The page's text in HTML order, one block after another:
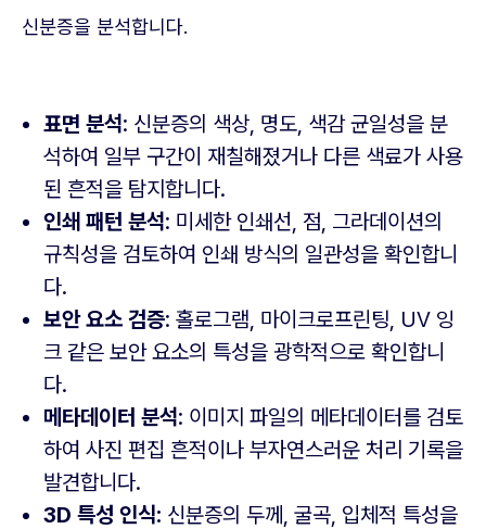
신분증을 분석합니다.
표면 분석: 신분증의 색상, 명도, 색감 균일성을 분
석하여 일부 구간이 재칠해졌거나 다른 색료가 사용
된 흔적을 탐지합니다.
인쇄 패턴 분석: 미세한 인쇄선, 점, 그라데이션의
규칙성을 검토하여 인쇄 방식의 일관성을 확인합니
다.
보안 요소 검증: 홀로그램, 마이크로프린팅, UV 잉
크 같은 보안 요소의 특성을 광학적으로 확인합니
다.
메타데이터 분석: 이미지 파일의 메타데이터를 검토
하여 사진 편집 흔적이나 부자연스러운 처리 기록을
발견합니다.
3D 특성 인식: 신분증의 두께, 굴곡, 입체적 특성을